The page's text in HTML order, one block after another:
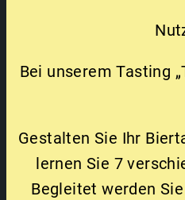
Bei unserem Tasting
Gestalten Sie Ihr
lernen Sie 7
Begleitet werden